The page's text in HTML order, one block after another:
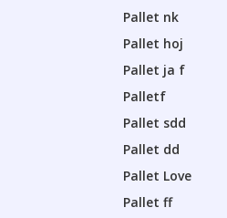
Pallet nk
Pallet hoj
Pallet ja f
Palletf
Pallet sdd
Pallet dd
Pallet Love
Pallet ff